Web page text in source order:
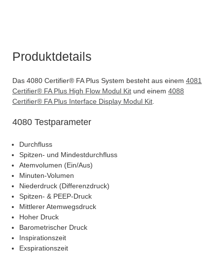
Produktdetails
Das 4080 Certifier® FA Plus System besteht aus einem 4081
Certifier® FA Plus High Flow Modul Kit und einem 4088
Certifier® FA Plus Interface Display Modul Kit
4080 Testparameter
Durchfluss
Spitzen- und Mindestdurchfluss
Atemvolumen (Ein/Aus)
Minuten-Volumen
Niederdruck (Differenzdruck)
Spitzen- & PEEP-Druck
Mittlerer Atemwegsdruck
Hoher Druck
Barometrischer Druck
Inspirationszeit
Exspirationszeit